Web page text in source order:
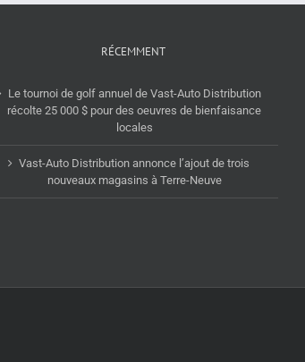
RÉCEMMENT
Le tournoi de golf annuel de Vast-Auto Distribution
récolte 25 000 $ pour des oeuvres de bienfaisance
locales
Vast-Auto Distribution annonce l’ajout de trois
nouveaux magasins à Terre-Neuve